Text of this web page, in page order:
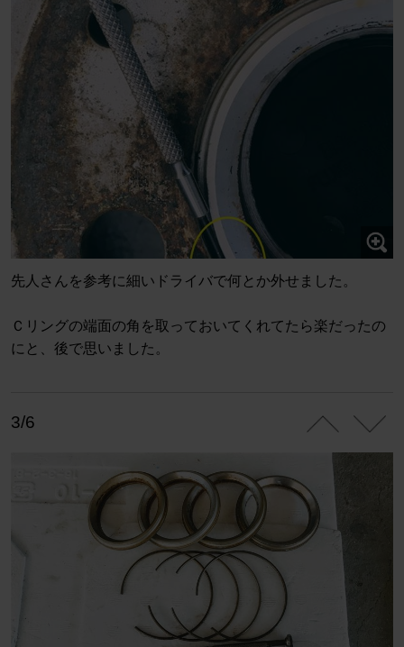
先人さんを参考に細いドライバで何とか外せました。
Ｃリングの端面の角を取っておいてくれてたら楽だったの
にと、後で思いました。
3/6